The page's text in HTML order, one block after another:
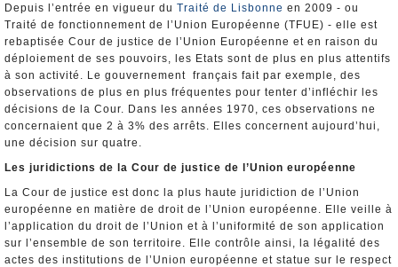
Depuis l’entrée en vigueur du Traité de Lisbonne en 2009 - ou
Traité de fonctionnement de l’Union Européenne (TFUE) - elle est
rebaptisée Cour de justice de l’Union Européenne et en raison du
déploiement de ses pouvoirs, les Etats sont de plus en plus attentifs
à son activité. Le gouvernement français fait par exemple, des
observations de plus en plus fréquentes pour tenter d’infléchir les
décisions de la Cour. Dans les années 1970, ces observations ne
concernaient que 2 à 3% des arrêts. Elles concernent aujourd’hui,
une décision sur quatre.
Les juridictions de la Cour de justice de l’Union européenne
La Cour de justice est donc la plus haute juridiction de l’Union
européenne en matière de droit de l’Union européenne. Elle veille à
l’application du droit de l’Union et à l’uniformité de son application
sur l’ensemble de son territoire. Elle contrôle ainsi, la légalité des
actes des institutions de l’Union européenne et statue sur le respect